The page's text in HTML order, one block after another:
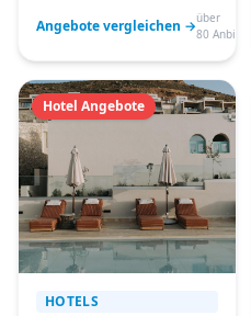
Angebote vergleichen →über
80 Anbieter
Hotel Angebote
HOTELS